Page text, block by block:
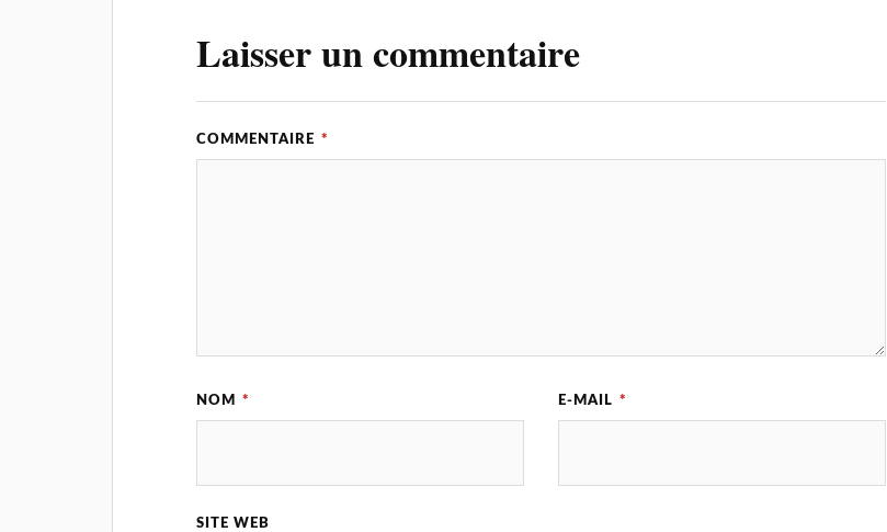
Laisser un commentaire
COMMENTAIRE *
NOM * E-MAIL *
SITE WEB